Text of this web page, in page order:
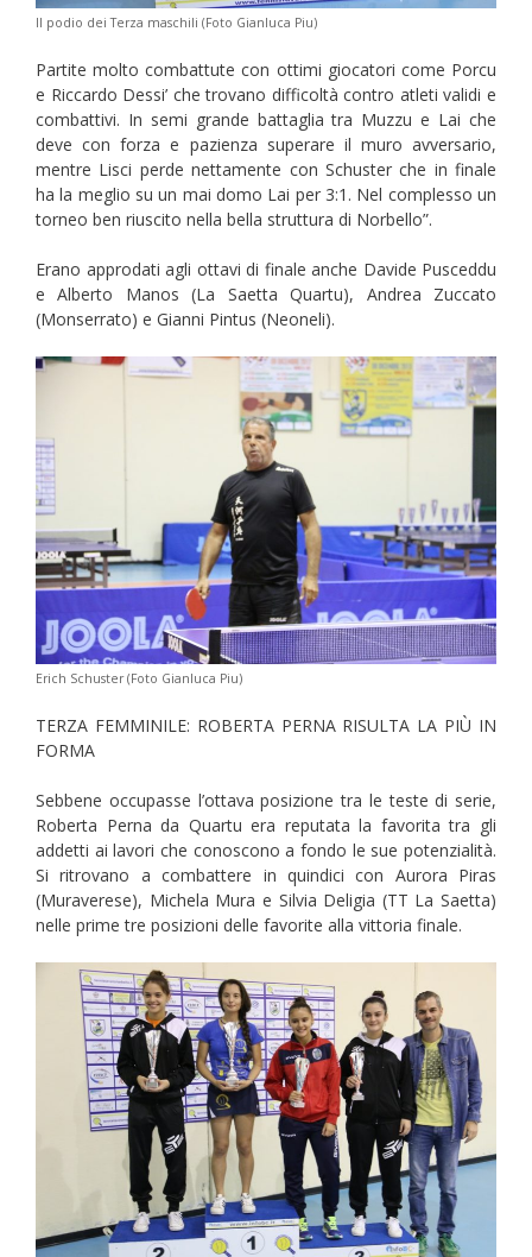
Il podio dei Terza maschili (Foto Gianluca Piu)
Partite molto combattute con ottimi giocatori come Porcu
e Riccardo Dessi’ che trovano difficoltà contro atleti validi e
combattivi. In semi grande battaglia tra Muzzu e Lai che
deve con forza e pazienza superare il muro avversario,
mentre Lisci perde nettamente con Schuster che in finale
ha la meglio su un mai domo Lai per 3:1. Nel complesso un
torneo ben riuscito nella bella struttura di Norbello”.
Erano approdati agli ottavi di finale anche Davide Pusceddu
e Alberto Manos (La Saetta Quartu), Andrea Zuccato
(Monserrato) e Gianni Pintus (Neoneli).
Erich Schuster (Foto Gianluca Piu)
TERZA FEMMINILE: ROBERTA PERNA RISULTA LA PIÙ IN
FORMA
Sebbene occupasse l’ottava posizione tra le teste di serie,
Roberta Perna da Quartu era reputata la favorita tra gli
addetti ai lavori che conoscono a fondo le sue potenzialità.
Si ritrovano a combattere in quindici con Aurora Piras
(Muraverese), Michela Mura e Silvia Deligia (TT La Saetta)
nelle prime tre posizioni delle favorite alla vittoria finale.